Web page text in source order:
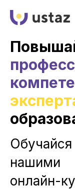
нашими
онлайн-